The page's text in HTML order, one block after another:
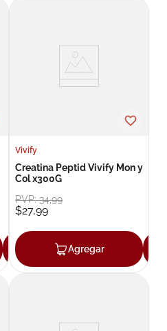
Agregar
Vivify
Creatina Peptid Vivify Mon y
Col x300G
PVP:34,99
$27,99
Agregar